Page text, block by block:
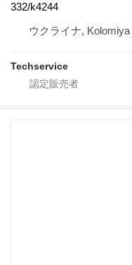
332/k4244
ウクライナ, Kolomiya
Techservice